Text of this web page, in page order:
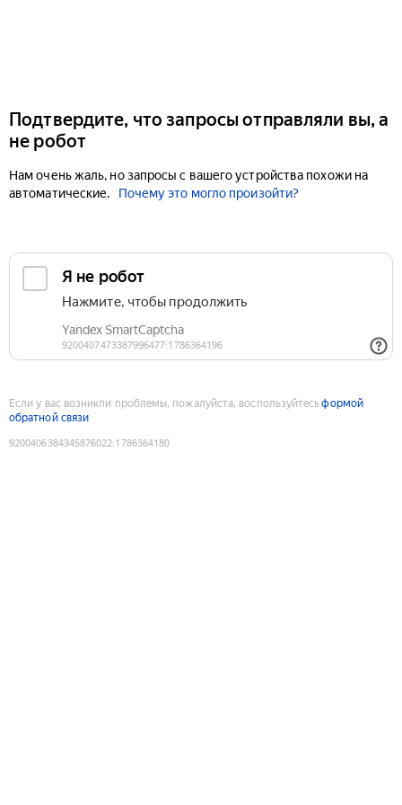
Подтвердите, что запросы отправляли вы, а
не робот
Нам очень жаль, но запросы с вашего устройства похожи на
автоматические.
Почему это могло произойти?
Если у вас возникли проблемы, пожалуйста, воспользуйтесьформой
обратной связи
9200406384345876022:1786364180